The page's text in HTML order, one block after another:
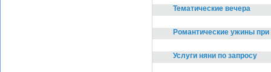
Тематические вечера
Романтические ужины
Услуги няни по запросу